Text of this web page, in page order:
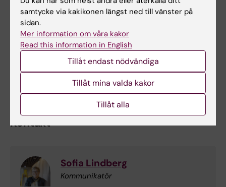
Du vet väl till exempel att du inte får ta fram
egna logotyper eller symboler för ditt projekt,
centrumbildning eller avdelning, däremot är
det tillåtet attprofilera en enhet tillsammans
med KI:s logotypmen då i textform, till
exempel i rubrik eller underrubrik. Stäm gärna
av med oss en extra gång om du är osäker!
Kontakt
Sofia Lindberg
Kommunikatör
samtycke via kakikonen längst ned till vänster på
sidan.
Mer information om våra kakor
Read this information in English
Tillåt endast nödvändiga
Tillåt mina valda kakor
Tillåt alla